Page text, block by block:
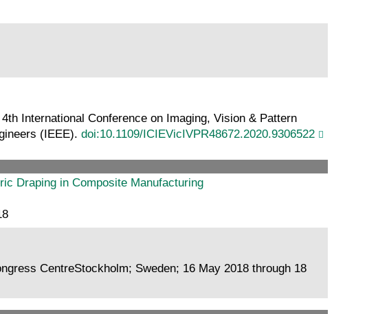
International Conference on Imaging, Vision & Pattern
(IEEE). doi:10.1109/ICIEVicIVPR48672.2020.9306522
Draping in Composite Manufacturing
CentreStockholm; Sweden; 16 May 2018 through 18